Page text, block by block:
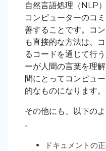
自然言語処理（NLP
コンピューターのコ
善することです。コ
も直接的な方法は、
るコードを通じて行
ーが人間の言葉を理
間にとってコンピュ
的なものになります。
その他にも、以下の
。
ドキュメントの